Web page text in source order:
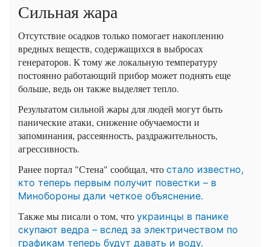
Сильная жара
Отсутствие осадков только помогает накоплению
вредных веществ, содержащихся в выбросах
генераторов. К тому же локальную температуру
постоянно работающий прибор может поднять еще
больше, ведь он также выделяет тепло.
Результатом сильной жары для людей могут быть
панические атаки, снижение обучаемости и
запоминания, рассеянность, раздражительность,
агрессивность.
Ранее портал "Стена" сообщал, что стало известно,
кто теперь первым получит повестки – в
Минобороны дали четкое объяснение.
Также мы писали о том, что украинцы в панике
скупают ведра – вслед за электричеством по
графикам теперь будут давать и воду.